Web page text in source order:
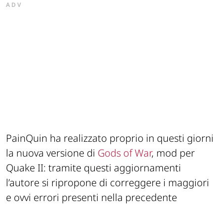
ADV
PainQuin ha realizzato proprio in questi giorni
la nuova versione di Gods of War, mod per
Quake II: tramite questi aggiornamenti
l’autore si ripropone di correggere i maggiori
e ovvi errori presenti nella precedente